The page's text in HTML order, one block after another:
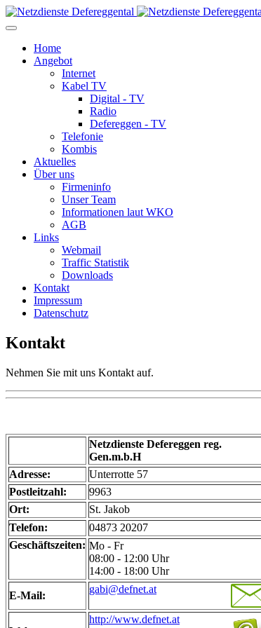
Home
Angebot
Internet
Kabel TV
Digital - TV
Radio
Defereggen - TV
Telefonie
Kombis
Aktuelles
Über uns
Firmeninfo
Unser Team
Informationen laut WKO
AGB
Links
Webmail
Traffic Statistik
Downloads
Kontakt
Impressum
Datenschutz
Kontakt
Nehmen Sie mit uns Kontakt auf.
Netzdienste Defereggen reg.
Gen.m.b.H
Adresse:
Unterrotte 57
Postleitzahl:
9963
Ort:
St. Jakob
Telefon:
04873 20207
Geschäftszeiten: Mo - Fr
08:00 - 12:00 Uhr
14:00 - 18:00 Uhr
E-Mail:
gabi@defnet.at
http://www.defnet.at